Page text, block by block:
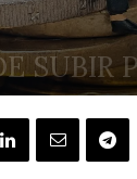
SUBIR
2022